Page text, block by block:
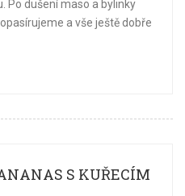
Po dušení maso a bylinky
a vše ještě dobře
S KUŘECÍM